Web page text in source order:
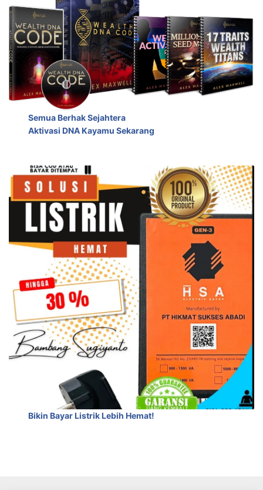
Semua Berhak Sejahtera
Aktivasi DNA Kayamu Sekarang
Bikin Bayar Listrik Lebih Hemat!